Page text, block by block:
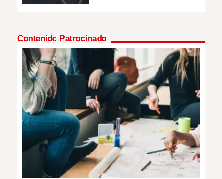
Contenido Patrocinado